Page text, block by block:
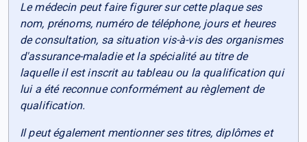
Le médecin peut faire figurer sur cette plaque ses
nom, prénoms, numéro de téléphone, jours et heures
de consultation, sa situation vis-à-vis des organismes
d'assurance-maladie et la spécialité au titre de
laquelle il est inscrit au tableau ou la qualification qui
lui a été reconnue conformément au règlement de
qualification.
Il peut également mentionner ses titres, diplômes et